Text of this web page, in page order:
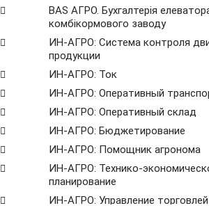
BAS АГРО. Бухгалтерія
комбікормового заводу
ИН-АГРО: Система контроля
продукции
ИН-АГРО: Ток
ИН-АГРО: Оперативный
ИН-АГРО: Оперативный склад
ИН-АГРО: Бюджетирование
ИН-АГРО: Помощник агронома
ИН-АГРО: Технико-
планирование
ИН-АГРО: Управление